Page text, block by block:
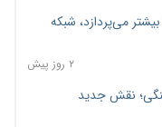
می‌پردازد، شبکه
۲ روز پیش
نقش جدید